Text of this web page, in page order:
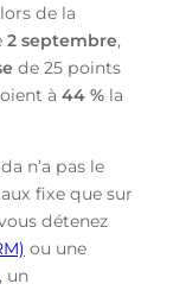
de la
2 septembre,
de 25 points
à 44 %la
n’a pas le
fixe que sur
détenez
ou une
, un